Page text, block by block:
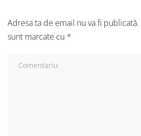
Adresa ta de email nu va fi publicată.
sunt marcate cu *